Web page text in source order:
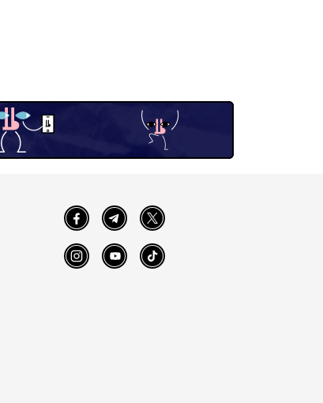
FacebookTelegram Twitter
InstagramYouTube TikTok